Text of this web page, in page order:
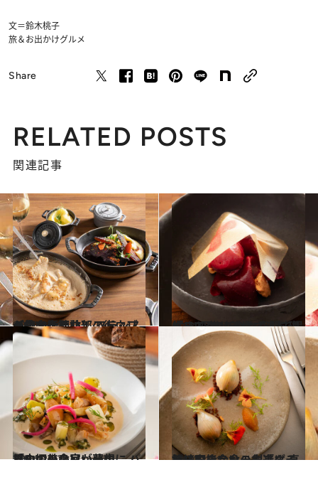
文＝鈴木桃子
旅＆お出かけグルメ
Share
RELATED POSTS
関連記事
2024.3.20
【続きを読む】ストウブが欠かせない！ フランスの食文化と北部の街・リールの街探訪
グルメ 2024.2.25
パリ9区の新たな空間で提供する 常に進化する料理 「ラ・コンデサ」
旅＆お出かけ
2024.2.22
思い切りの良い発想に パリ中の美食家が夢中「ル・シス」
旅＆お出かけ 2024.2.21
持続可能な食の未来に 真摯に向き合い、創造する パリのレストラン「ダティル」
旅＆お出かけ